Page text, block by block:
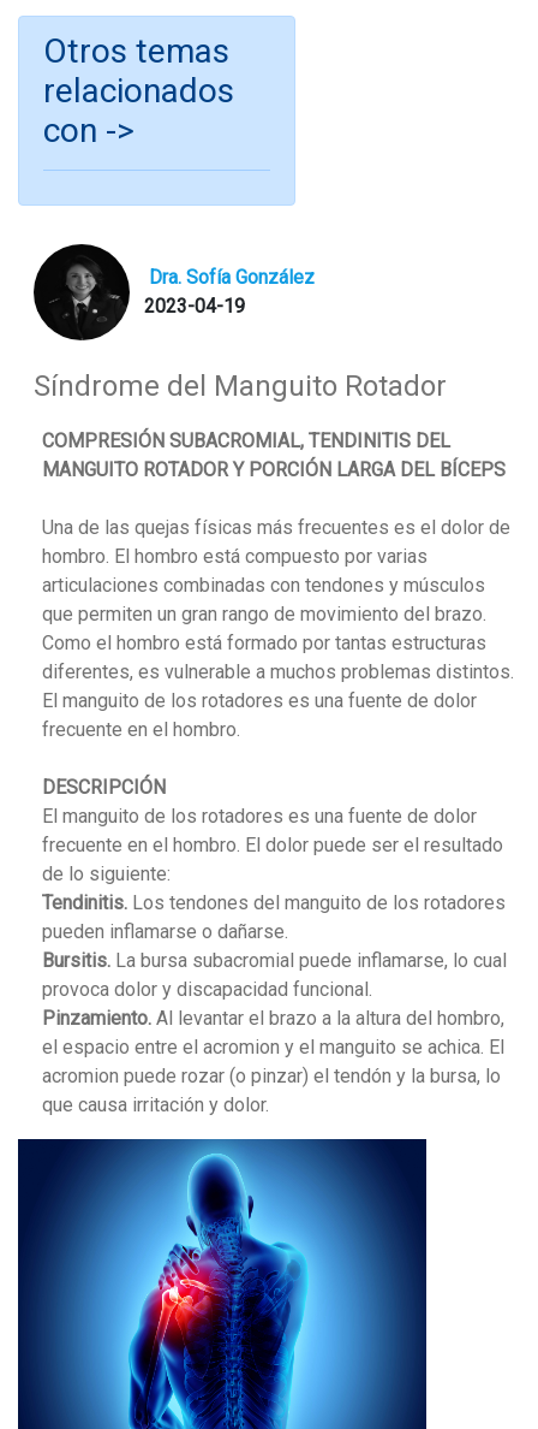
Otros temas
relacionados
con ->
Dra. Sofía González
2023-04-19
Síndrome del Manguito Rotador
COMPRESIÓN SUBACROMIAL, TENDINITIS DEL
MANGUITO ROTADOR Y PORCIÓN LARGA DEL BÍCEPS
Una de las quejas físicas más frecuentes es el dolor de
hombro. El hombro está compuesto por varias
articulaciones combinadas con tendones y músculos
que permiten un gran rango de movimiento del brazo.
Como el hombro está formado por tantas estructuras
diferentes, es vulnerable a muchos problemas distintos.
El manguito de los rotadores es una fuente de dolor
frecuente en el hombro.
DESCRIPCIÓN
El manguito de los rotadores es una fuente de dolor
frecuente en el hombro. El dolor puede ser el resultado
de lo siguiente:
Tendinitis. Los tendones del manguito de los rotadores
pueden inflamarse o dañarse.
Bursitis. La bursa subacromial puede inflamarse, lo cual
provoca dolor y discapacidad funcional.
Pinzamiento. Al levantar el brazo a la altura del hombro,
el espacio entre el acromion y el manguito se achica. El
acromion puede rozar (o pinzar) el tendón y la bursa, lo
que causa irritación y dolor.